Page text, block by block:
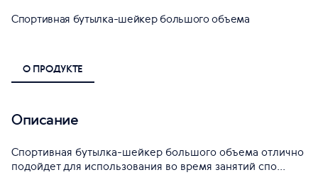
Спортивная бутылка-шейкер большого объема
О ПРОДУКТЕ
Описание
Спортивная бутылка-шейкер большого объема отлично
подойдет для использования во время занятий спо...